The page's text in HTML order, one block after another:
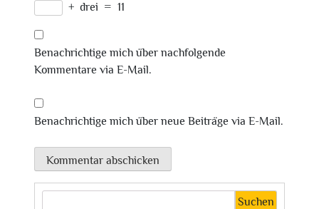
+ drei = 11
Benachrichtige mich über nachfolgende
Kommentare via E-Mail.
Benachrichtige mich über neue Beiträge via E-Mail.
Suchen